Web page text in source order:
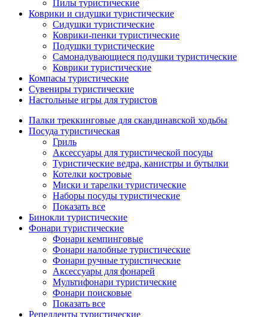
Пилы туристические
Коврики и сидушки туристические
Сидушки туристические
Коврики-пенки туристические
Подушки туристические
Самонадувающиеся подушки туристические
Коврики туристические
Компасы туристические
Сувениры туристические
Настольные игры для туристов
Палки треккинговые для скандинавской ходьбы
Посуда туристическая
Гриль
Аксессуары для туристической посуды
Туристические ведра, канистры и бутылки
Котелки костровые
Миски и тарелки туристические
Наборы посуды туристические
Показать все
Бинокли туристические
Фонари туристические
Фонари кемпинговые
Фонари налобные туристические
Фонари ручные туристические
Аксессуары для фонарей
Мультифонари туристические
Фонари поисковые
Показать все
Репелленты туристические